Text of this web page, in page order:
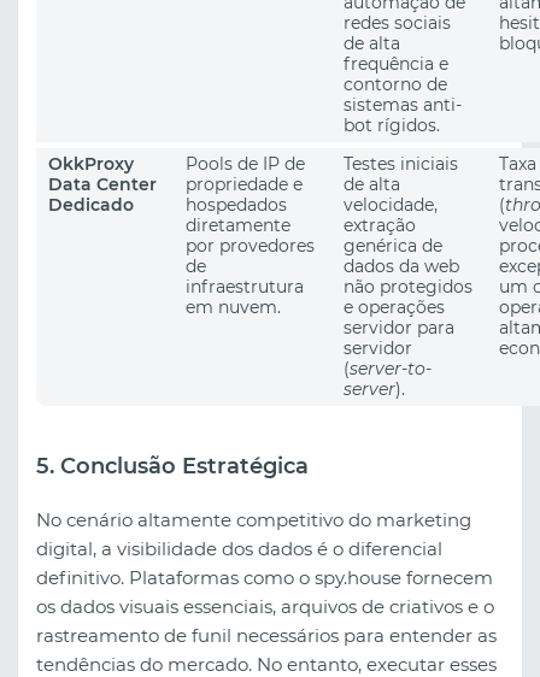
redes sociais
de alta
frequência e
contorno de
sistemas anti-
bot rígidos.
OkkProxy
Data Center
Dedicado
Pools de IP de
propriedade e
hospedados
diretamente
por provedores
de
infraestrutura
em nuvem.
Testes iniciais
de alta
velocidade,
extração
genérica de
dados da web
não protegidos
e operações
servidor para
servidor
(server-to-
server).
(
um
5. Conclusão Estratégica
No cenário altamente competitivo do marketing
digital, a visibilidade dos dados é o diferencial
definitivo. Plataformas como o spy.house fornecem
os dados visuais essenciais, arquivos de criativos e o
rastreamento de funil necessários para entender as
tendências do mercado. No entanto, executar esses